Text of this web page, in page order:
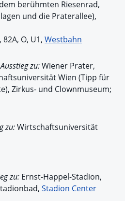
berühmten Riesenrad,
und die Praterallee),
82A, O, U1, Westbahn
Ausstieg zu:Wiener Prater,
Wien (Tipp für
Zirkus- und Clownmuseum;
zu:Wirtschaftsuniversität
zu: Ernst-Happel-Stadion,
Stadion Center